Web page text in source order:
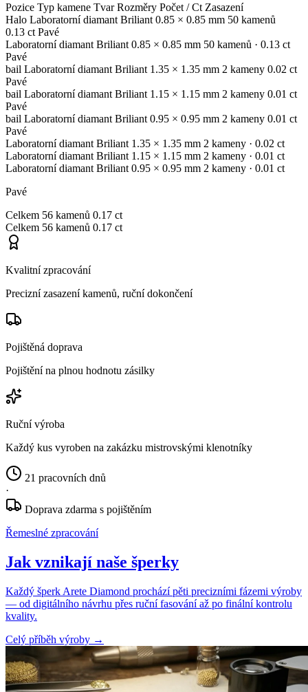
Pozice Typ kamene Tvar Rozměry Počet / Ct Zasazení
Halo Laboratorní diamant Briliant 0.85 × 0.85 mm 50 kamenů
0.13 ct Pavé
Laboratorní diamant Briliant 0.85 × 0.85 mm 50 kamenů · 0.13 ct
Pavé
bail Laboratorní diamant Briliant 1.35 × 1.35 mm 2 kameny 0.02 ct
Pavé
bail Laboratorní diamant Briliant 1.15 × 1.15 mm 2 kameny 0.01 ct
Pavé
bail Laboratorní diamant Briliant 0.95 × 0.95 mm 2 kameny 0.01 ct
Pavé
Laboratorní diamant Briliant 1.35 × 1.35 mm 2 kameny · 0.02 ct
Laboratorní diamant Briliant 1.15 × 1.15 mm 2 kameny · 0.01 ct
Laboratorní diamant Briliant 0.95 × 0.95 mm 2 kameny · 0.01 ct
Pavé
Celkem 56 kamenů 0.17 ct
Celkem 56 kamenů 0.17 ct
Kvalitní zpracování
Precizní zasazení kamenů, ruční dokončení
Pojištěná doprava
Pojištění na plnou hodnotu zásilky
Ruční výroba
Každý kus vyroben na zakázku mistrovskými klenotníky
21 pracovních dnů
·
Doprava zdarma s pojištěním
Řemeslné zpracování
Jak vznikají naše šperky
Každý šperk Arete Diamond prochází pěti precizními fázemi výroby
— od digitálního návrhu přes ruční fasování až po finální kontrolu
kvality.
Celý příběh výroby →